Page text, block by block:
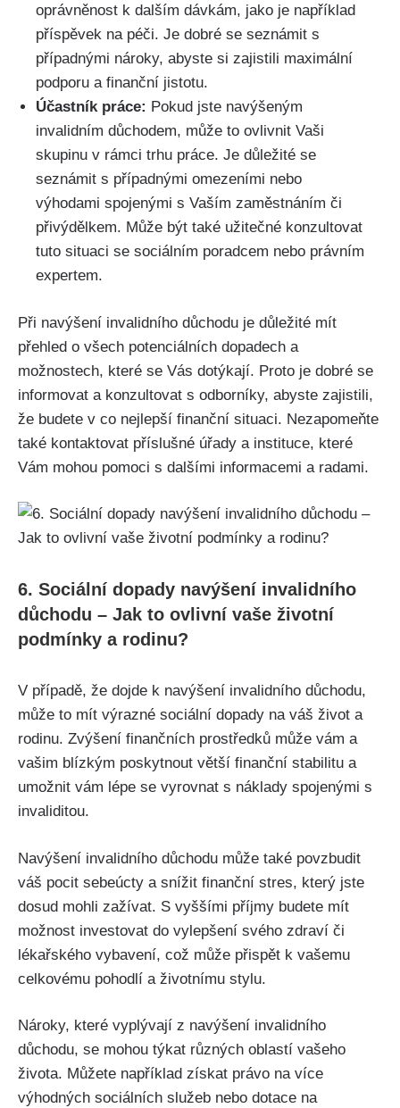
oprávněnost k dalším dávkám, jako je například
příspěvek na péči. Je dobré se seznámit s
případnými nároky, abyste si zajistili maximální
podporu a finanční jistotu.
Účastník práce: Pokud jste navýšeným
invalidním důchodem, může to ovlivnit Vaši
skupinu v rámci trhu práce. Je důležité se
seznámit s případnými omezeními nebo
výhodami spojenými s Vaším zaměstnáním či
přivýdělkem. Může být také užitečné konzultovat
tuto situaci se sociálním poradcem nebo právním
expertem.
Při navýšení invalidního důchodu je důležité mít
přehled o všech potenciálních dopadech a
možnostech, které se Vás dotýkají. Proto je dobré se
informovat a konzultovat s odborníky, abyste zajistili,
že budete v co nejlepší finanční situaci. Nezapomeňte
také kontaktovat příslušné úřady a instituce, které
Vám mohou pomoci s dalšími informacemi a radami.
6. Sociální dopady navýšení invalidního
důchodu – Jak to ovlivní vaše životní
podmínky a rodinu?
V případě, že dojde k navýšení invalidního důchodu,
může to mít výrazné sociální dopady na váš život a
rodinu. Zvýšení finančních prostředků může vám a
vašim blízkým poskytnout větší finanční stabilitu a
umožnit vám lépe se vyrovnat s náklady spojenými s
invaliditou.
Navýšení invalidního důchodu může také povzbudit
váš pocit sebeúcty a snížit finanční stres, který jste
dosud mohli zažívat. S vyššími příjmy budete mít
možnost investovat do vylepšení svého zdraví či
lékařského vybavení, což může přispět k vašemu
celkovému pohodlí a životnímu stylu.
Nároky, které vyplývají z navýšení invalidního
důchodu, se mohou týkat různých oblastí vašeho
života. Můžete například získat právo na více
výhodných sociálních služeb nebo dotace na